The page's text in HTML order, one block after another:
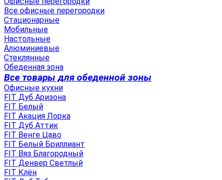
Все офисные перегородки
Стационарные
Мобильные
Настольные
Алюминиевые
Стеклянные
Обеденная зона
Все товары для обеденной зоны
Офисные кухни
FIT Дуб Аризона
FIT Белый
FIT Акация Лорка
FIT Дуб Аттик
FIT Венге Цаво
FIT Белый Бриллиант
FIT Вяз Благородный
FIT Денвер Светлый
FIT Клён